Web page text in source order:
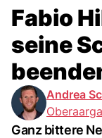
Fabio
seine
Andrea
Ganz bittere